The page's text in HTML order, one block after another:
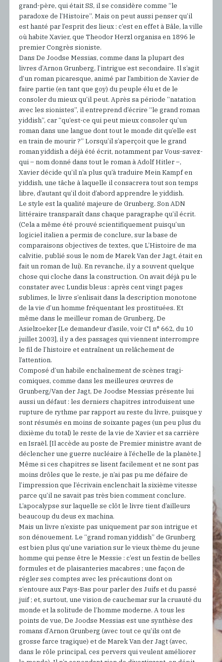
grand-père, qui était SS, il se considère comme “le
paradoxe de l’Histoire”. Mais on peut aussi penser qu’il
est hanté par l’esprit des lieux : c’est en effet à Bâle, la ville
où habite Xavier, que Theodor Herzl organisa en 1896 le
premier Congrès sioniste.
Dans De Joodse Messias, comme dans la plupart des
livres d’Arnon Grunberg, l’intrigue est secondaire. Il s’agit
d’un roman picaresque, animé par l’ambition de Xavier de
faire partie (en tant que goy) du peuple élu et de le
consoler du mieux qu’il peut. Après sa période “natation
avec les sionistes”, il entreprend d’écrire “le grand roman
yiddish”, car “qu’est-ce qui peut mieux consoler qu’un
roman dans une langue dont tout le monde dit qu’elle est
en train de mourir ?” Lorsqu’il s’aperçoit que le grand
roman yiddish a déjà été écrit, notamment par Vous-savez-
qui – nom donné dans tout le roman à Adolf Hitler –,
Xavier décide qu’il n’a plus qu’à traduire Mein Kampf en
yiddish, une tâche à laquelle il consacrera tout son temps
libre, d’autant qu’il doit d’abord apprendre le yiddish.
Le style est la qualité majeure de Grunberg. Son ADN
littéraire transparaît dans chaque paragraphe qu’il écrit.
(Cela a même été prouvé scientifiquement puisqu’un
logiciel italien a permis de conclure, sur la base de
comparaisons objectives de textes, que L’Histoire de ma
calvitie, publié sous le nom de Marek Van der Jagt, était en
fait un roman de lui). En revanche, il y a souvent quelque
chose qui cloche dans la construction. On avait déjà pu le
constater avec Lundis bleus : après cent vingt pages
sublimes, le livre s’enlisait dans la description monotone
de la vie d’un homme fréquentant les prostituées. Et
même dans le meilleur roman de Grunberg, De
Asielzoeker [Le demandeur d’asile, voir CI n° 662, du 10
juillet 2003], il y a des passages qui viennent interrompre
le fil de l’histoire et entraînent un relâchement de
l’attention.
Composé d’un habile enchaînement de scènes tragi-
comiques, comme dans les meilleures œuvres de
Grunberg/Van der Jagt, De Joodse Messias présente lui
aussi un défaut : les derniers chapitres introduisent une
rupture de rythme par rapport au reste du livre, puisque y
sont résumés en moins de soixante pages (un peu plus du
dixième du total) le reste de la vie de Xavier et sa carrière
en Israël. [Il accède au poste de Premier ministre avant de
déclencher une guerre nucléaire à l’échelle de la planète.]
Même si ces chapitres se lisent facilement et ne sont pas
moins drôles que le reste, je n’ai pas pu me défaire de
l’impression que l’écrivain enclenchait la sixième vitesse
parce qu’il ne savait pas très bien comment conclure.
L’apocalypse sur laquelle se clôt le livre tient d’ailleurs
beaucoup du deus ex machina.
Mais un livre n’existe pas uniquement par son intrigue et
son dénouement. Le “grand roman yiddish” de Grunberg
est bien plus qu’une variation sur le vieux thème du jeune
homme qui pense être le Messie : c’est un festin de belles
formules et de plaisanteries macabres ; une façon de
régler ses comptes avec les précautions dont on
s’entoure aux Pays-Bas pour parler des Juifs et du passé
juif ; et, surtout, une vision de cauchemar sur la cruauté du
monde et la solitude de l’homme moderne. A tous les
points de vue, De Joodse Messias est une synthèse des
romans d’Arnon Grunberg (avec tout ce qu’ils ont de
grosse farce tragique) et de Marek Van der Jagt (avec,
dans le rôle principal, ces pervers qui veulent améliorer